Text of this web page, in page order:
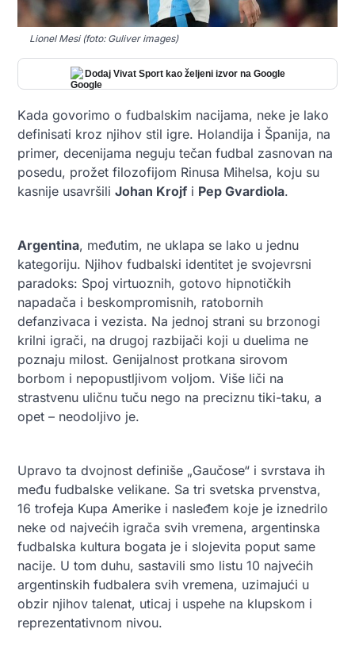
Lionel Mesi (foto: Guliver images)
Dodaj Vivat Sport kao željeni izvor na Google
Kada govorimo o fudbalskim nacijama, neke je lako
definisati kroz njihov stil igre. Holandija i Španija, na
primer, decenijama neguju tečan fudbal zasnovan na
posedu, prožet filozofijom Rinusa Mihelsa, koju su
kasnije usavršili Johan Krojf i Pep Gvardiola.
Argentina, međutim, ne uklapa se lako u jednu
kategoriju. Njihov fudbalski identitet je svojevrsni
paradoks: Spoj virtuoznih, gotovo hipnotičkih
napadača i beskompromisnih, ratobornih
defanzivaca i vezista. Na jednoj strani su brzonogi
krilni igrači, na drugoj razbijači koji u duelima ne
poznaju milost. Genijalnost protkana sirovom
borbom i nepopustljivom voljom. Više liči na
strastvenu uličnu tuču nego na preciznu tiki-taku, a
opet – neodoljivo je.
Upravo ta dvojnost definiše „Gaučose“ i svrstava ih
među fudbalske velikane. Sa tri svetska prvenstva,
16 trofeja Kupa Amerike i nasleđem koje je iznedrilo
neke od najvećih igrača svih vremena, argentinska
fudbalska kultura bogata je i slojevita poput same
nacije. U tom duhu, sastavili smo listu 10 najvećih
argentinskih fudbalera svih vremena, uzimajući u
obzir njihov talenat, uticaj i uspehe na klupskom i
reprezentativnom nivou.